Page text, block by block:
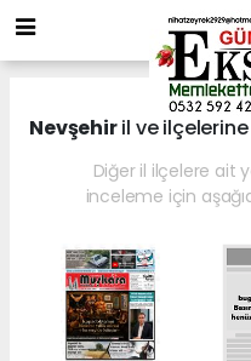
Nevşehiril ve
Diğer il ilçelere ait
inceleme için